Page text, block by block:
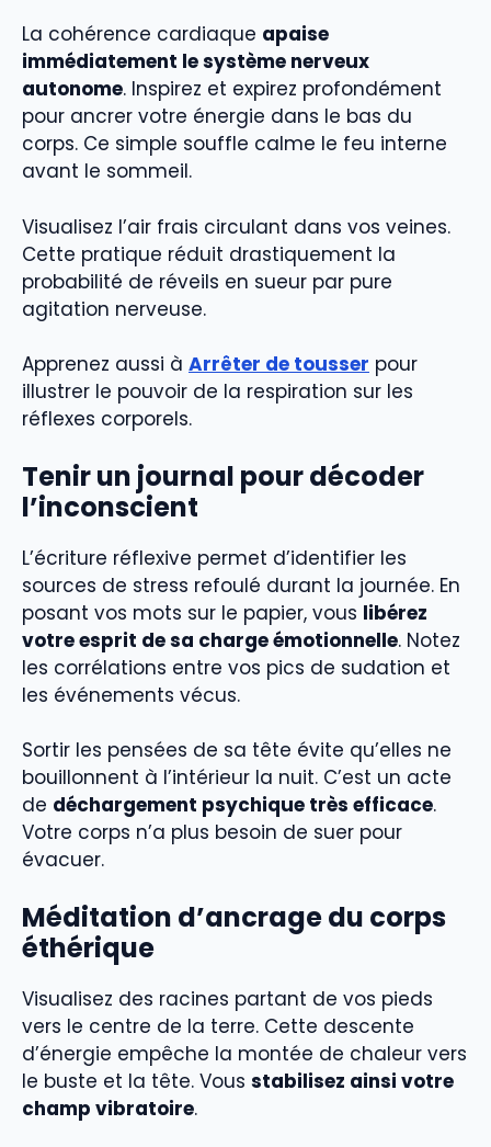
La cohérence cardiaque apaise
immédiatement le système nerveux
autonome. Inspirez et expirez profondément
pour ancrer votre énergie dans le bas du
corps. Ce simple souffle calme le feu interne
avant le sommeil.
Visualisez l’air frais circulant dans vos veines.
Cette pratique réduit drastiquement la
probabilité de réveils en sueur par pure
agitation nerveuse.
Apprenez aussi à Arrêter de tousser pour
illustrer le pouvoir de la respiration sur les
réflexes corporels.
Tenir un journal pour décoder
l’inconscient
L’écriture réflexive permet d’identifier les
sources de stress refoulé durant la journée. En
posant vos mots sur le papier, vous libérez
votre esprit de sa charge émotionnelle. Notez
les corrélations entre vos pics de sudation et
les événements vécus.
Sortir les pensées de sa tête évite qu’elles ne
bouillonnent à l’intérieur la nuit. C’est un acte
de déchargement psychique très efficace.
Votre corps n’a plus besoin de suer pour
évacuer.
Méditation d’ancrage du corps
éthérique
Visualisez des racines partant de vos pieds
vers le centre de la terre. Cette descente
d’énergie empêche la montée de chaleur vers
le buste et la tête. Vous stabilisez ainsi votre
champ vibratoire.